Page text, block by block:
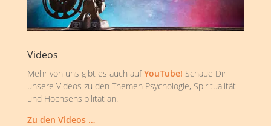
Videos
Mehr von uns gibt es auch aufYouTube! Schaue Dir
unsere Videos zu den Themen Psychologie, Spiritualität
und Hochsensibilität an.
Zu den Videos …